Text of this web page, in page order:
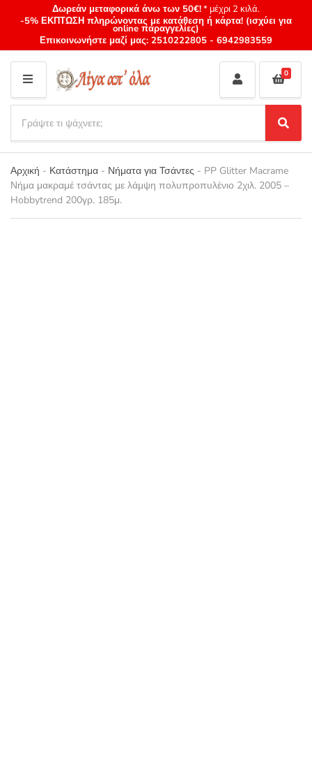
Δωρεάν μεταφορικά άνω των 50€!* μέχρι 2 κιλά.
-5% ΕΚΠΤΩΣΗ πληρώνοντας με κατάθεση ή κάρτα! (ισχύει για
online παραγγελίες)
Επικοινωνήστε μαζί μας: 2510222805 - 6942983559
M
E
N
U
Category
name
a
r
c
h
p
r
S
e
a
r
c
0
Αρχική - Κατάστημα - Νήματα για Τσάντες - PP Glitter Macrame
Νήμα μακραμέ τσάντας με λάμψη πολυπροπυλένιο 2χιλ. 2005 –
Hobbytrend 200γρ. 185μ.